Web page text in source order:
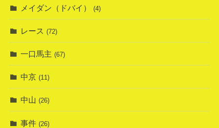
メイダン（ドバイ） (4)
レース (72)
一口馬主 (67)
中京 (11)
中山 (26)
事件 (26)